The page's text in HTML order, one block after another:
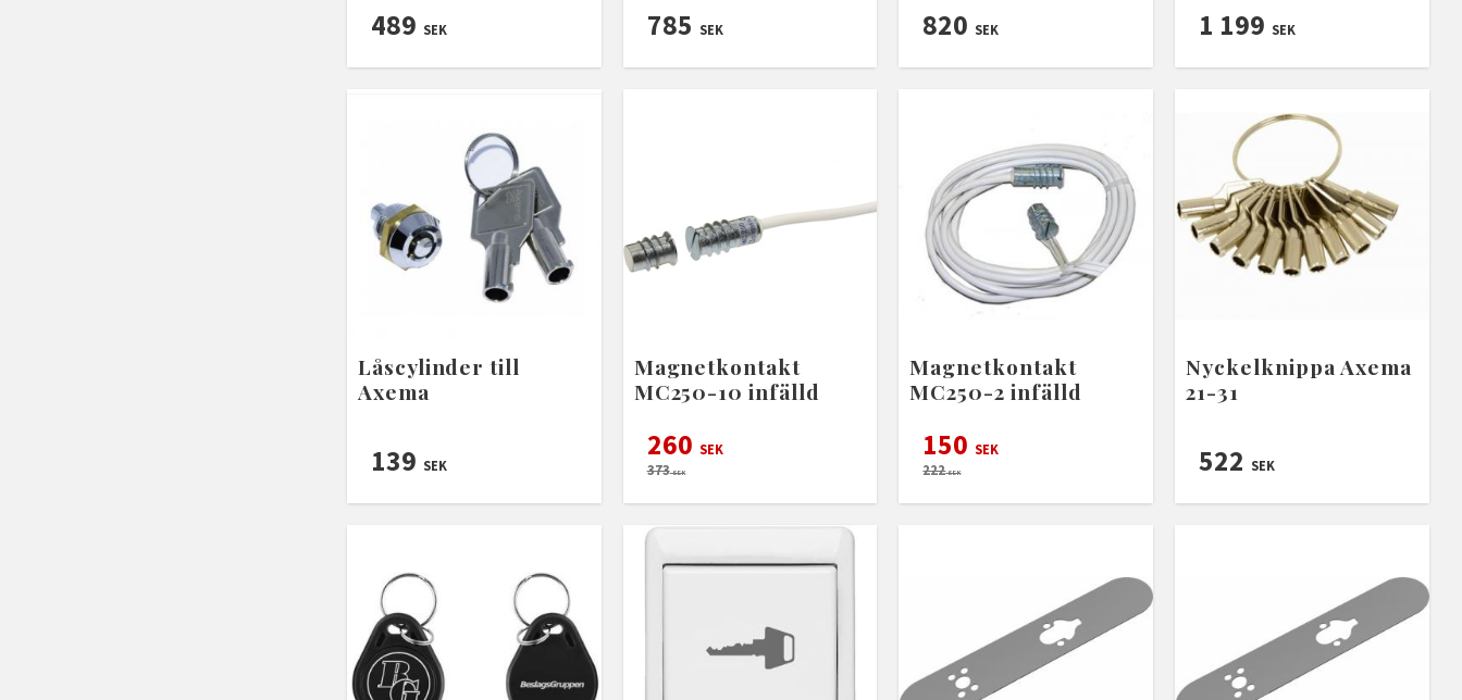
489 SEK 785 SEK 820 SEK 1 199 SEK
Låscylinder till
Axema
139 SEK
Magnetkontakt
MC250-10 infälld
260 SEK
373SEK
Magnetkontakt
MC250-2 infälld
150 SEK
222SEK
Nyckelknippa Axema
21-31
522 SEK